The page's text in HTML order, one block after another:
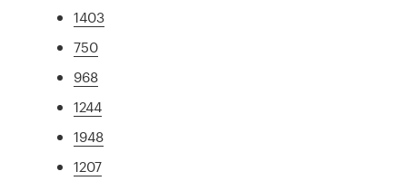
1403
750
968
1244
1948
1207